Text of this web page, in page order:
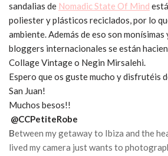
sandalias de Nomadic State Of Mind
poliester y plásticos reciclados, por lo
ambiente. Además de eso son monísimas
bloggers internacionales se están
Collage Vintage o Negin Mirsalehi.
Espero que os guste mucho y disfrutéis
San Juan!
Muchos besos!!
@CCPetiteRobe
Between my getaway to Ibiza and the
lived my camera just wants to